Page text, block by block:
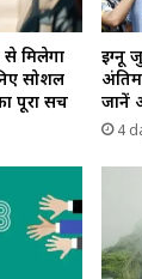
मिलेगा
सोशल
पूरा सच
इग्नू
जानें
4